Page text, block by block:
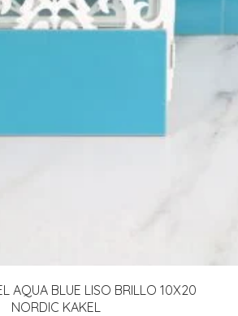
AQUA BLUE LISO BRILLO 10X20
NORDIC KAKEL